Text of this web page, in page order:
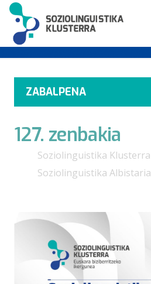
ZABALPENA
127. zenbakia
Soziolinguistika Klusterra
Soziolinguistika Albistaria